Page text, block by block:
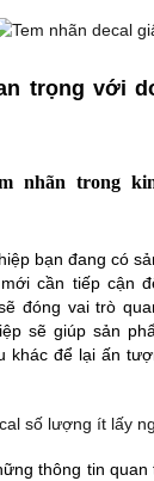
trọng với
nhãn trong
bạn đang có
cần tiếp cận
đóng vai trò
sẽ giúp sản
khác để lại ấn
thông tin